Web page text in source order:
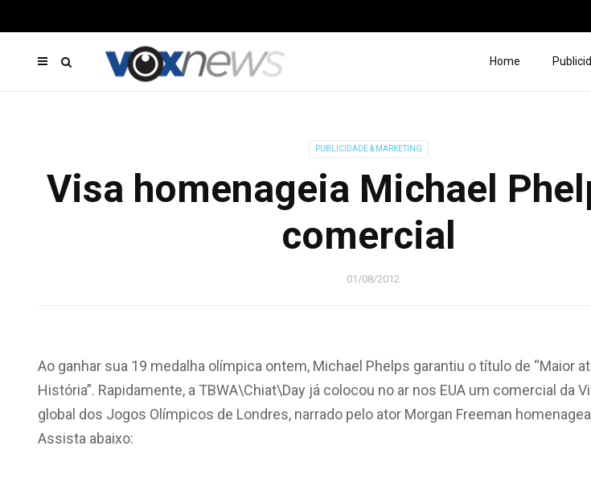
Home
PUBLICIDADE & MARKETING
Visa homenageia Michael
comercial
01/08/2012
Ao ganhar sua 19 medalha olímpica ontem, Michael Phelps garantiu o título de “Maior
História”. Rapidamente, a TBWA\Chiat\Day já colocou no ar nos EUA um comercial da
global dos Jogos Olímpicos de Londres, narrado pelo ator Morgan Freeman
Assista abaixo: